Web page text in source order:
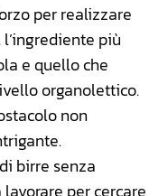
per realizzare
più
e quello che
organolettico.
non
birre senza
per cercare